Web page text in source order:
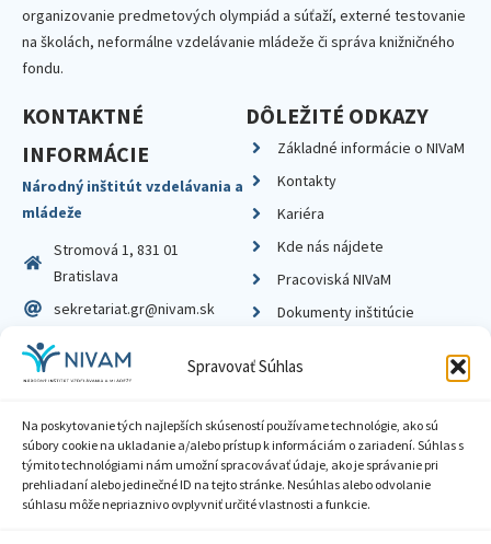
Spravovať Súhlas
Na poskytovanie tých najlepších skúseností používame technológie, ako sú
súbory cookie na ukladanie a/alebo prístup k informáciám o zariadení. Súhlas s
týmito technológiami nám umožní spracovávať údaje, ako je správanie pri
prehliadaní alebo jedinečné ID na tejto stránke. Nesúhlas alebo odvolanie
súhlasu môže nepriaznivo ovplyvniť určité vlastnosti a funkcie.
organizovanie predmetových olympiád a súťaží, externé testovanie
na školách, neformálne vzdelávanie mládeže či správa knižničného
fondu.
KONTAKTNÉ
INFORMÁCIE
Národný inštitút vzdelávania a
mládeže
Stromová 1, 831 01
Bratislava
sekretariat.gr@nivam.sk
IČO: 00164348
DIČ: 2020798714
DÔLEŽITÉ ODKAZY
Základné informácie o NIVaM
Kontakty
Kariéra
Kde nás nájdete
Pracoviská NIVaM
Dokumenty inštitúcie
Zásady ochrany súkromia